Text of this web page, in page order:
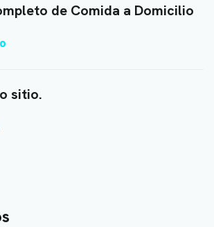
de Comida a Domicilio
sitio.